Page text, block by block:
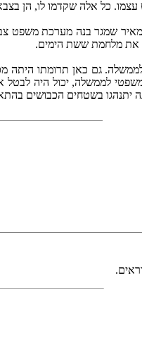
כל אלה שקדמו לו, הן
שמגר בנה מערכת משפט
את מלחמת ששת הימים.
לממשלה, יכול היה
יתנהגו בשטחים הכבושים